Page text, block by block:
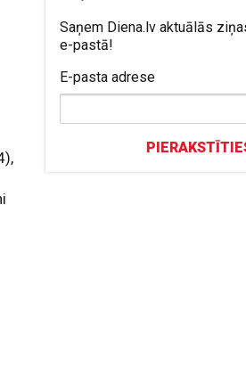
Saņem Diena.lv aktuālās
e-pastā!
E-pasta adrese